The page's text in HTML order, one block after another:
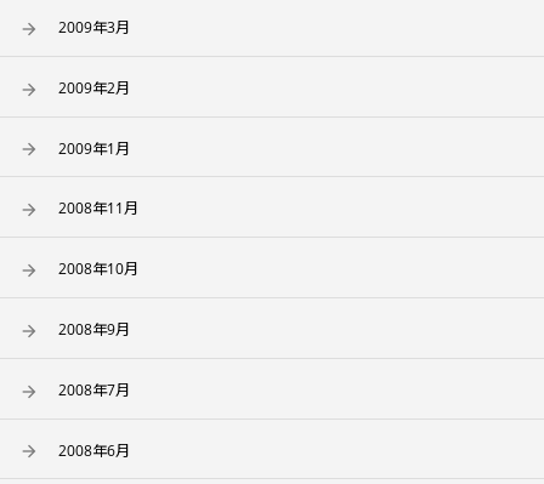
2009年3月
2009年2月
2009年1月
2008年11月
2008年10月
2008年9月
2008年7月
2008年6月